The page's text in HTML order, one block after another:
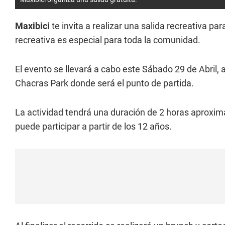
Maxibici te invita a realizar una salida recreativa
recreativa es especial para toda la comunidad.
El evento se llevará a cabo este Sábado 29 de
Chacras Park donde será el punto de partida.
La actividad tendrá una duración de 2 horas
puede participar a partir de los 12 años.